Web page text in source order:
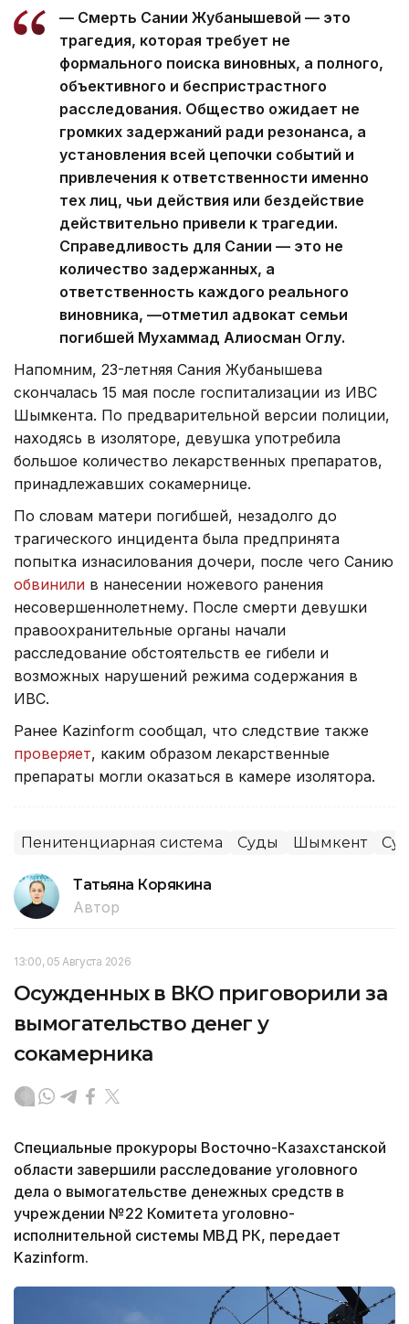
— Смерть Сании Жубанышевой — это
трагедия, которая требует не
формального поиска виновных, а полного,
объективного и беспристрастного
расследования. Общество ожидает не
громких задержаний ради резонанса, а
установления всей цепочки событий и
привлечения к ответственности именно
тех лиц, чьи действия или бездействие
действительно привели к трагедии.
Справедливость для Сании — это не
количество задержанных, а
ответственность каждого реального
виновника, —отметил адвокат семьи
погибшей Мухаммад Алиосман Оглу.
Напомним, 23-летняя Сания Жубанышева
скончалась 15 мая после госпитализации из ИВС
Шымкента. По предварительной версии полиции,
находясь в изоляторе, девушка употребила
большое количество лекарственных препаратов,
принадлежавших сокамернице.
По словам матери погибшей, незадолго до
трагического инцидента была предпринята
попытка изнасилования дочери, после чего Санию
обвинили в нанесении ножевого ранения
несовершеннолетнему. После смерти девушки
правоохранительные органы начали
расследование обстоятельств ее гибели и
возможных нарушений режима содержания в
ИВС.
Ранее Kazinform сообщал, что следствие также
проверяет, каким образом лекарственные
препараты могли оказаться в камере изолятора.
Пенитенциарная система Суды Шымкент
Татьяна Корякина
Автор
13:00, 05 Августа 2026
Осужденных в ВКО приговорили за
вымогательство денег у
сокамерника
Специальные прокуроры Восточно-Казахстанской
области завершили расследование уголовного
дела о вымогательстве денежных средств в
учреждении №22 Комитета уголовно-
исполнительной системы МВД РК, передает
Kazinform.